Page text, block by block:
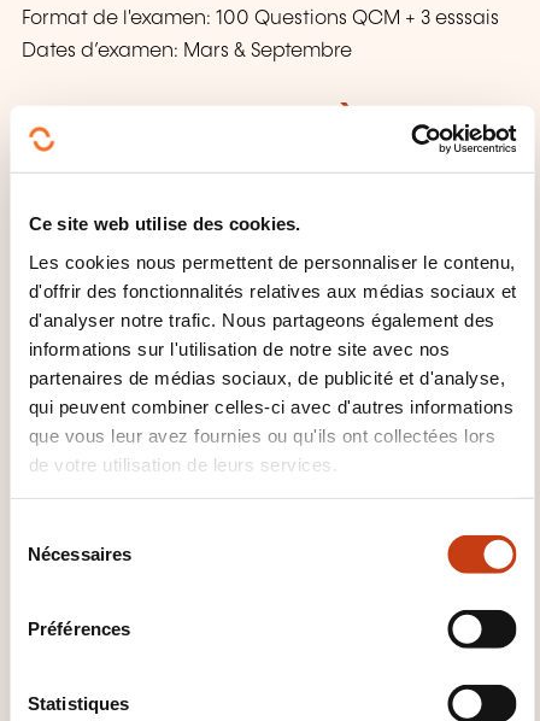
Ce site web utilise des cookies.
Les cookies nous permettent de personnaliser le contenu,
d'offrir des fonctionnalités relatives aux médias sociaux et
d'analyser notre trafic. Nous partageons également des
informations sur l'utilisation de notre site avec nos
partenaires de médias sociaux, de publicité et d'analyse,
qui peuvent combiner celles-ci avec d'autres informations
que vous leur avez fournies ou qu'ils ont collectées lors
de votre utilisation de leurs services.
Nécessaires
Préférences
Statistiques
Format de l'examen: 100 Questions QCM + 3 esssais
Dates d’examen: Mars & Septembre
QUE RECEVEZ-VOUS À LA FIN DE
LA FORMATION ?
QUEL SUPPORT DE COURS EST
FOURNI ?
Supports pédagogiques Kaplan Schweser inclus
l’organisme de formation